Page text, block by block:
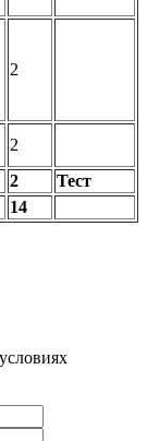
2
2
2
Тест
14